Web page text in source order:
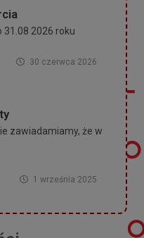
31.08 2026 roku
30 czerwca 2026
zawiadamiamy, że w
1 września 2025